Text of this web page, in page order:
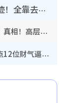
五索亲揭10年前负债人生逆袭奇迹！全靠去一地方转运后即遇上马先生
林芊妤亲解12年前“残厕Gathering”真相！高层解约一句话重创尊严，至今拒返TVB
《爱·回家》隐形富豪卧虎藏龙！盘点12位财气逼人的有钱艺人：这位美女3亿身家不愁做